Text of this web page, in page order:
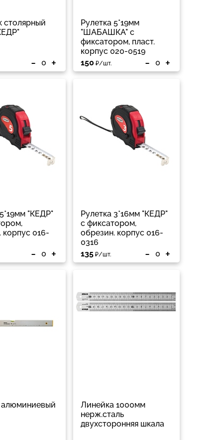
столярный
- +
Рулетка 5*19мм
"ШАБАШКА" с
фиксатором, пласт.
корпус 020-0519
150 ₽/шт. - +
"КЕДР"
корпус 016-
- +
Рулетка 3*16мм "КЕДР"
с фиксатором,
обрезин. корпус 016-
0316
135 ₽/шт. - +
алюминиевый
Линейка 1000мм
нерж.сталь
двухсторонняя шкала